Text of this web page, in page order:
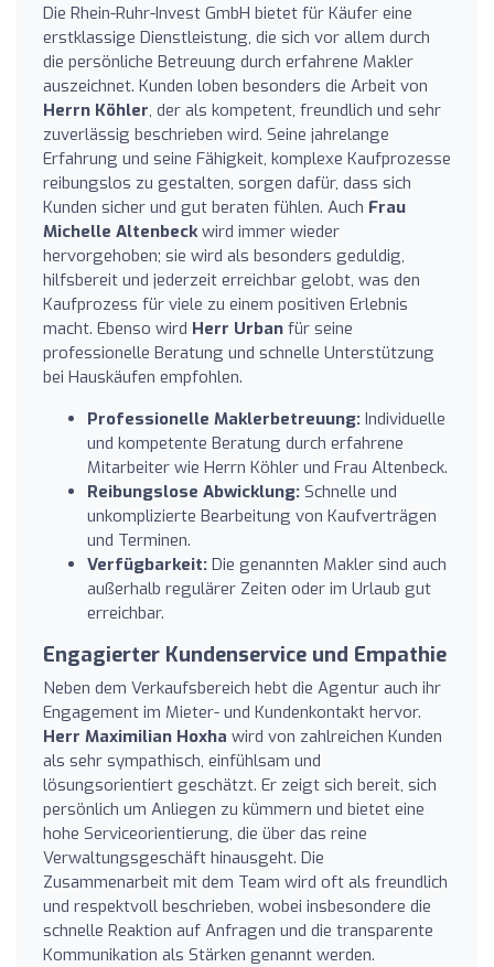
Die Rhein-Ruhr-Invest GmbH bietet für Käufer eine
erstklassige Dienstleistung, die sich vor allem durch
die persönliche Betreuung durch erfahrene Makler
auszeichnet. Kunden loben besonders die Arbeit von
Herrn Köhler, der als kompetent, freundlich und sehr
zuverlässig beschrieben wird. Seine jahrelange
Erfahrung und seine Fähigkeit, komplexe Kaufprozesse
reibungslos zu gestalten, sorgen dafür, dass sich
Kunden sicher und gut beraten fühlen. Auch Frau
Michelle Altenbeckwird immer wieder
hervorgehoben; sie wird als besonders geduldig,
hilfsbereit und jederzeit erreichbar gelobt, was den
Kaufprozess für viele zu einem positiven Erlebnis
macht. Ebenso wird Herr Urban für seine
professionelle Beratung und schnelle Unterstützung
bei Hauskäufen empfohlen.
Professionelle Maklerbetreuung: Individuelle
und kompetente Beratung durch erfahrene
Mitarbeiter wie Herrn Köhler und Frau Altenbeck.
Reibungslose Abwicklung: Schnelle und
unkomplizierte Bearbeitung von Kaufverträgen
und Terminen.
Verfügbarkeit: Die genannten Makler sind auch
außerhalb regulärer Zeiten oder im Urlaub gut
erreichbar.
Engagierter Kundenservice und Empathie
Neben dem Verkaufsbereich hebt die Agentur auch ihr
Engagement im Mieter- und Kundenkontakt hervor.
Herr Maximilian Hoxha wird von zahlreichen Kunden
als sehr sympathisch, einfühlsam und
lösungsorientiert geschätzt. Er zeigt sich bereit, sich
persönlich um Anliegen zu kümmern und bietet eine
hohe Serviceorientierung, die über das reine
Verwaltungsgeschäft hinausgeht. Die
Zusammenarbeit mit dem Team wird oft als freundlich
und respektvoll beschrieben, wobei insbesondere die
schnelle Reaktion auf Anfragen und die transparente
Kommunikation als Stärken genannt werden.